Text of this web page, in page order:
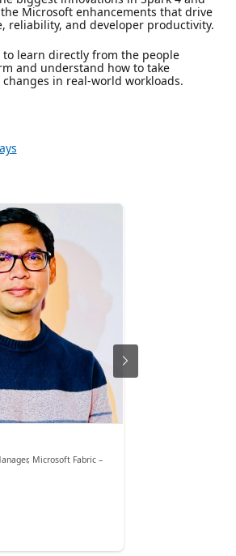
Microsoft enhancements that drive
reliability, and developer productivity.
to learn directly from the people
and understand how to take
in real-world workloads.
Microsoft Fabric –